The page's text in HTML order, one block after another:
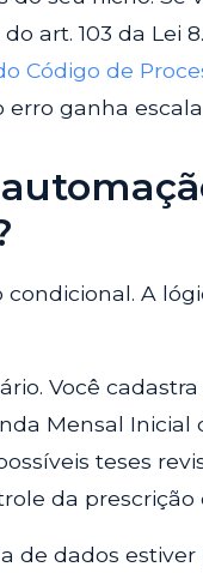
art. 103 da Lei
Código de
ganha
A
Você
Mensal Inicial
teses
da prescrição
de dados